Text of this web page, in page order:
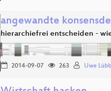
angewandte
hierarchiefrei entscheiden -
2014-09-07 263 Uwe